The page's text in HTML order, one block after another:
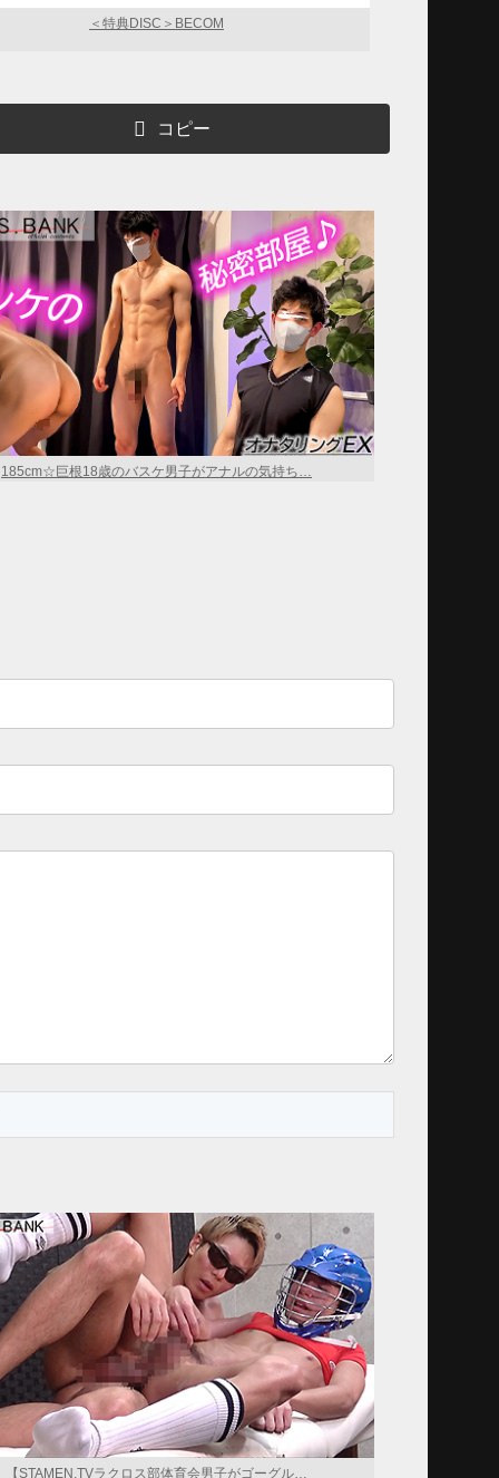
＜特典DISC＞BECOM
コピー
185cm☆巨根18歳のバスケ男子がアナルの気持ち…
【STAMEN.TVラクロス部体育会男子がゴーグル…